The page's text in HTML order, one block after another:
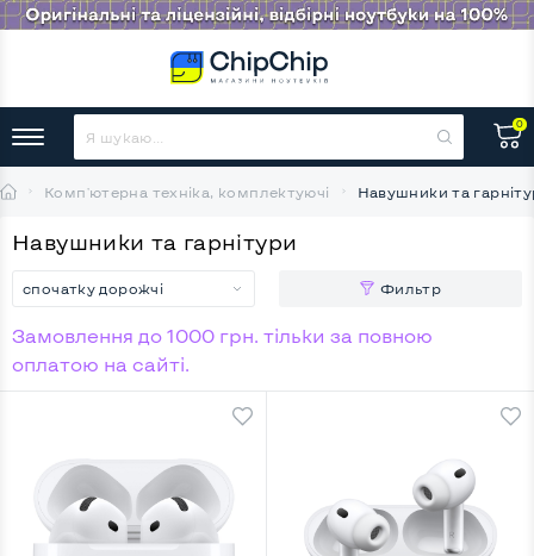
0
Комп'ютерна техніка, комплектуючі Навушники та
Навушники та гарнітури
спочатку дорожчі Фильтр
Замовлення до 1000 грн. тільки за повною
оплатою на сайті.